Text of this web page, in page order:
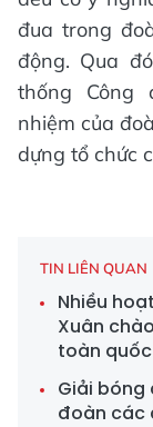
đua trong
động. Qua
thống Công
nhiệm của
dựng tổ chức
TIN LIÊN QUAN
Nhiều
Xuân
toàn quốc
Giải bóng
đoàn các